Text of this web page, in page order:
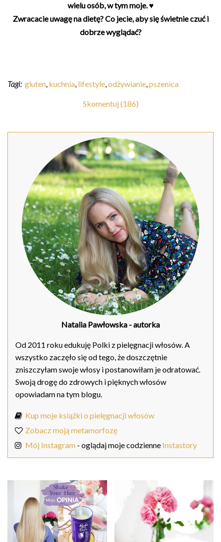
wielu osób, w tym moje. ♥
Zwracacie uwagę na dietę? Co jecie, aby się świetnie czuć i
dobrze wyglądać?
Tagi: gluten, kuchnia, lifestyle,odżywianie,pszenica
Skomentuj (186)
Natalia Pawłowska - autorka
Od 2011 roku edukuję Polki z pielęgnacji włosów. A
wszystko zaczęło się od tego, że doszczętnie
zniszczyłam swoje włosy i postanowiłam je odratować.
Swoją drogę do zdrowych i pięknych włosów
opowiadam na tym blogu.
Kup moje książki o pielęgnacji włosów
Zobacz moją metamorfozę
Mój Instagram - oglądaj moje codzienne Instastory